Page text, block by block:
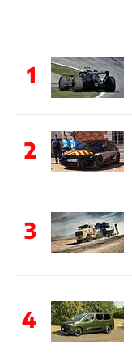
1
2
3
4